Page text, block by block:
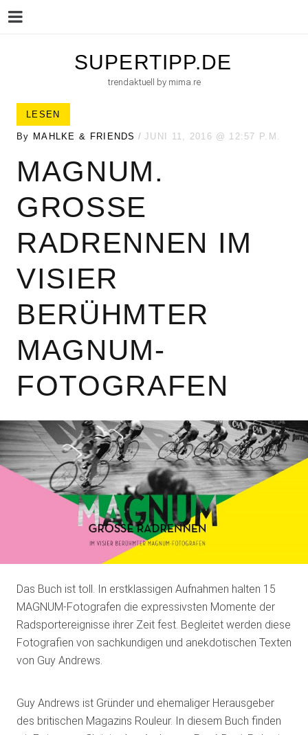
SUPERTIPP.DE
trendaktuell by mima.re
LESEN
By MAHLKE & FRIENDS JUNI 11, 2016 12:57 P.M.
MAGNUM.
GROSSE R
ADRENNEN IM V
ISIER B
ERÜHMTER M
AGNUM-F
OTOGRAFEN
Das Buch ist toll. In erstklassigen Aufnahmen halten 15
MAGNUM-Fotografen die expressivsten Momente der
Radsportereignisse ihrer Zeit fest. Begleitet werden diese
Fotografien von sachkundigen und anekdotischen Texten
von Guy Andrews.
Guy Andrews ist Gründer und ehemaliger Herausgeber
des britischen Magazins Rouleur. In diesem Buch finden
Menu